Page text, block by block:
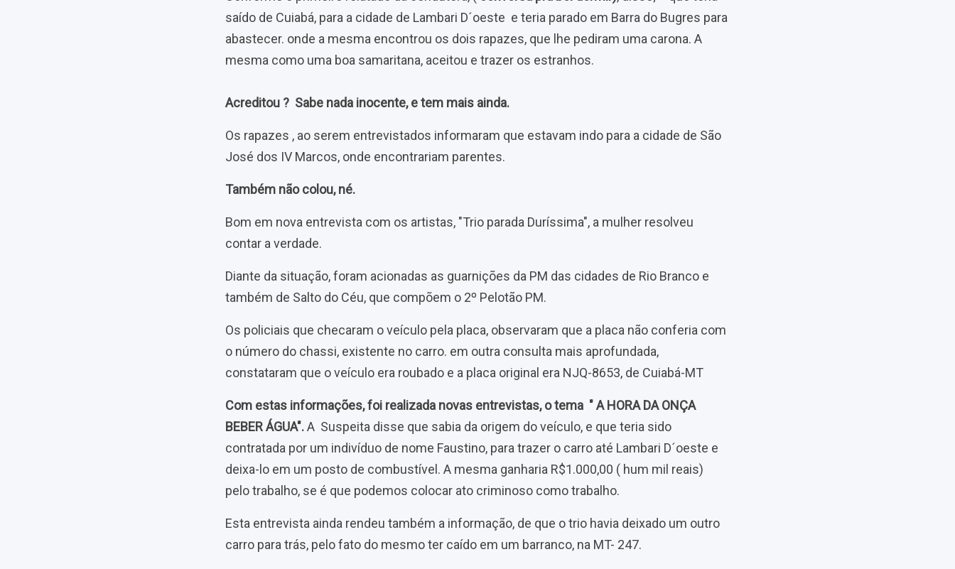
saído de Cuiabá, para a cidade de Lambari D´oeste e teria parado em Barra do Bugres para
abastecer. onde a mesma encontrou os dois rapazes, que lhe pediram uma carona. A
mesma como uma boa samaritana, aceitou e trazer os estranhos.
Acreditou ? Sabe nada inocente, e tem mais ainda.
Os rapazes , ao serem entrevistados informaram que estavam indo para a cidade de São
José dos IV Marcos, onde encontrariam parentes.
Também não colou, né.
Bom em nova entrevista com os artistas, "Trio parada Duríssima", a mulher resolveu
contar a verdade.
Diante da situação, foram acionadas as guarnições da PM das cidades de Rio Branco e
também de Salto do Céu, que compõem o 2º Pelotão PM.
Os policiais que checaram o veículo pela placa, observaram que a placa não conferia com
o número do chassi, existente no carro. em outra consulta mais aprofundada,
constataram que o veículo era roubado e a placa original era NJQ-8653, de Cuiabá-MT
Com estas informações, foi realizada novas entrevistas, o tema " A HORA DA ONÇA
BEBER ÁGUA".A Suspeita disse que sabia da origem do veículo, e que teria sido
contratada por um indivíduo de nome Faustino, para trazer o carro até Lambari D´oeste e
deixa-lo em um posto de combustível. A mesma ganharia R$1.000,00 ( hum mil reais)
pelo trabalho, se é que podemos colocar ato criminoso como trabalho.
Esta entrevista ainda rendeu também a informação, de que o trio havia deixado um outro
carro para trás, pelo fato do mesmo ter caído em um barranco, na MT- 247.